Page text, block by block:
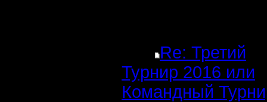
Re: Третий
Турнир 2016 или
Командный